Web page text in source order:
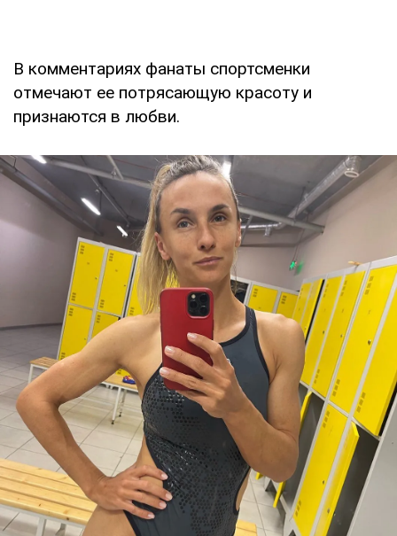
В комментариях фанаты спортсменки
отмечают ее потрясающую красоту и
признаются в любви.